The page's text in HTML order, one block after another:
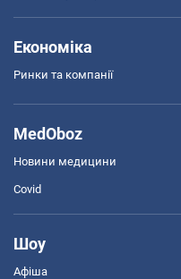
Економіка
Ринки та компанії
MedOboz
Новини медицини
Covid
Шоу
Афіша